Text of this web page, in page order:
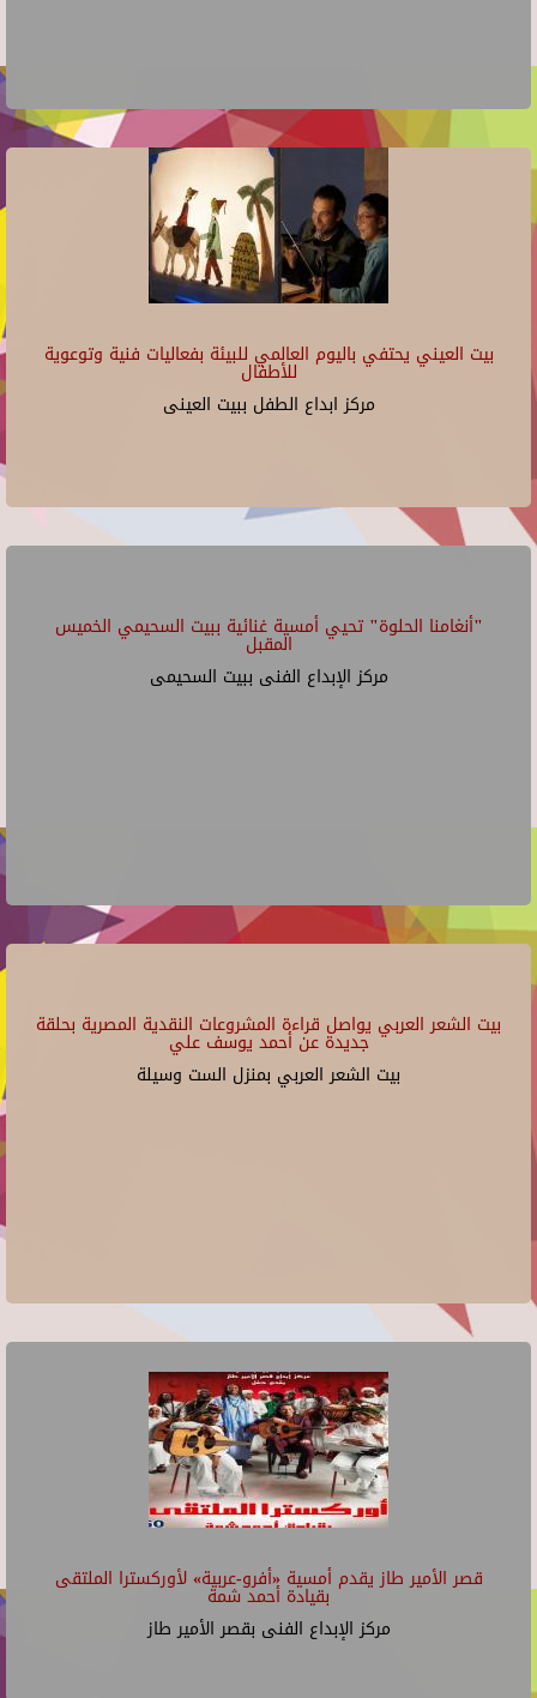
بيت العيني يحتفي باليوم العالمي للبيئة بفعاليات فنية وتوعوية
للأطفال
مركز ابداع الطفل ببيت العينى
"أنغامنا الحلوة" تحيي أمسية غنائية ببيت السحيمي الخميس
المقبل
مركز الإبداع الفنى ببيت السحيمى
بيت الشعر العربي يواصل قراءة المشروعات النقدية المصرية بحلقة
جديدة عن أحمد يوسف علي
بيت الشعر العربي بمنزل الست وسيلة
قصر الأمير طاز يقدم أمسية «أفرو-عربية» لأوركسترا الملتقى
بقيادة أحمد شمة
مركز الإبداع الفنى بقصر الأمير طاز